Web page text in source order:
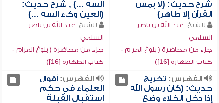
شرح حديث: (لا يمس
القرآن إلا طاهر)
للشيخ: عبد الله بن ناصر
السلمي
جزء من محاضرة ( بلوغ المرام -
كتاب الطهارة [16])
السه ...) , شرح حديث:
(العين وكاء السه ...)
للشيخ: عبد الله بن ناصر
السلمي
جزء من محاضرة ( بلوغ المرام -
كتاب الطهارة [16])
الفهرس: تخريج
حديث: (كان رسول الله
إذا دخل الخلاء وضع
الفهرس:أقوال
العلماء في حكم
استقبال القبلة